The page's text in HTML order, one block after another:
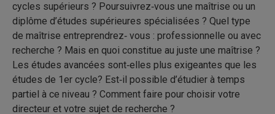
cycles supérieurs ? Poursuivrez‐vous une maîtrise ou un
diplôme d’études supérieures spécialisées ? Quel type
de maîtrise entreprendrez‐ vous : professionnelle ou avec
recherche ? Mais en quoi constitue au juste une maîtrise ?
Les études avancées sont‐elles plus exigeantes que les
études de 1er cycle? Est‐il possible d’étudier à temps
partiel à ce niveau ? Comment faire pour choisir votre
directeur et votre sujet de recherche ?